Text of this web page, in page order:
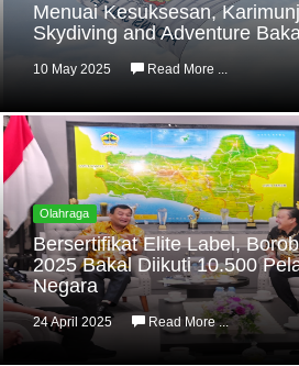
Menuai Kesuksesan,
Skydiving and Adventure
10 May 2025 Read More ...
Olahraga
Bersertifikat Elite Label,
2025 Bakal Diikuti 10.500
Negara
24 April 2025 Read More ...